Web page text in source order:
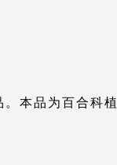
本品为百合科植